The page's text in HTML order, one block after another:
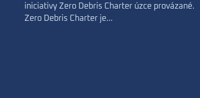
iniciativy Zero Debris Charter úzce provázané.
Zero Debris Charter je…